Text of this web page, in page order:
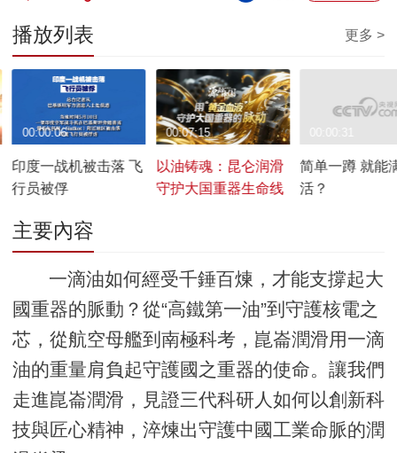
播放列表 更多 >
印度一战机被击落 飞
行员被俘
00:00:06
以油铸魂：昆仑润滑
守护大国重器生命线
00:07:15
简单一蹲 就能
活？
00:00:31
主要內容
一滴油如何經受千錘百煉，才能支撐起大
國重器的脈動？從“高鐵第一油”到守護核電之
芯，從航空母艦到南極科考，崑崙潤滑用一滴
油的重量肩負起守護國之重器的使命。讓我們
走進崑崙潤滑，見證三代科研人如何以創新科
技與匠心精神，淬煉出守護中國工業命脈的潤